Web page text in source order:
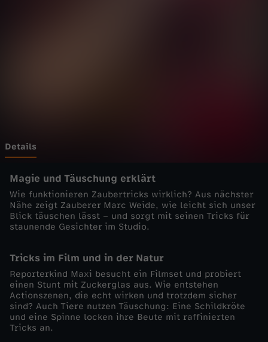
s
c
h
e
n
u
n
Details
Magie und Täuschung erklärt
Wie funktionieren Zaubertricks wirklich? Aus nächster
Nähe zeigt Zauberer Marc Weide, wie leicht sich unser
Blick täuschen lässt – und sorgt mit seinen Tricks für
staunende Gesichter im Studio.
Tricks im Film und in der Natur
Reporterkind Maxi besucht ein Filmset und probiert
einen Stunt mit Zuckerglas aus. Wie entstehen
Actionszenen, die echt wirken und trotzdem sicher
sind? Auch Tiere nutzen Täuschung: Eine Schildkröte
und eine Spinne locken ihre Beute mit raffinierten
Tricks an.